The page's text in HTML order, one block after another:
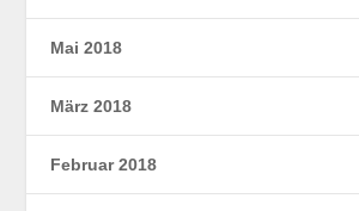
Mai 2018
März 2018
Februar 2018